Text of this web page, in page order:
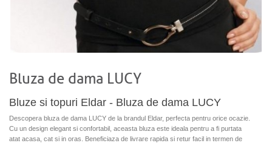
Bluza de dama LUCY
Bluze si topuri Eldar - Bluza de dama LUCY
Descopera bluza de dama LUCY de la brandul Eldar, perfecta pentru orice ocazie.
Cu un design elegant si confortabil, aceasta bluza este ideala pentru a fi purtata
atat acasa, cat si in oras. Beneficiaza de livrare rapida si retur facil in termen de